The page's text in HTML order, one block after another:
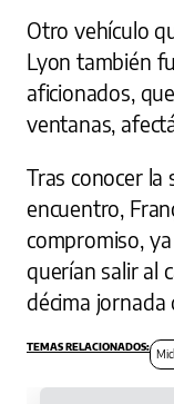
Otro vehículo
Lyon también
aficionados,
ventanas,
Tras conocer la
encuentro,
compromiso,
querían salir al
décima jornada